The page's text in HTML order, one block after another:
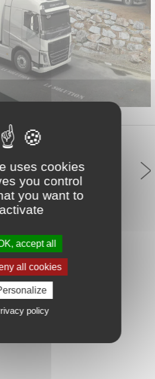
uses cookies
you control
you want to
activate
accept all
all cookies
policy